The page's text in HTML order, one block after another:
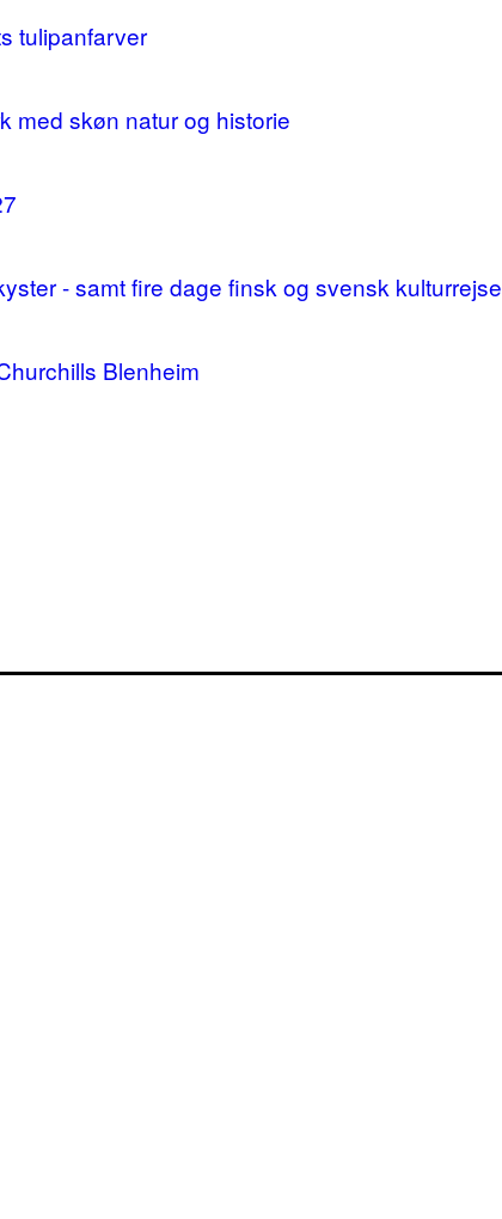
tulipanfarver
med skøn natur og historie
- samt fire dage finsk og svensk kulturrejse
Blenheim